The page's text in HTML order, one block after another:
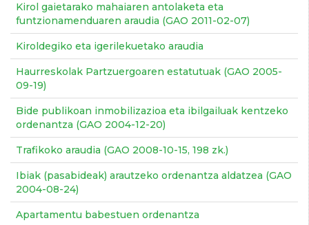
Kirol gaietarako mahaiaren antolaketa eta
funtzionamenduaren araudia (GAO 2011-02-07)
Kiroldegiko eta igerilekuetako araudia
Haurreskolak Partzuergoaren estatutuak (GAO 2005-
09-19)
Bide publikoan inmobilizazioa eta ibilgailuak kentzeko
ordenantza (GAO 2004-12-20)
Trafikoko araudia (GAO 2008-10-15, 198 zk.)
Ibiak (pasabideak) arautzeko ordenantza aldatzea (GAO
2004-08-24)
Apartamentu babestuen ordenantza